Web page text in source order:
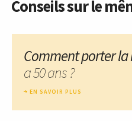
Conseils sur le
Comment porter
a 50 ans ?
EN SAVOIR PLUS